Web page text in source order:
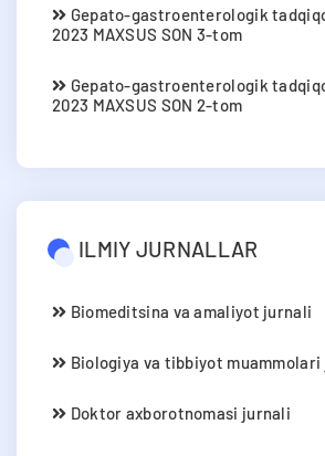
Gepato-gastroenterologik
2023 MAXSUS SON 3-tom
Gepato-gastroenterologik
2023 MAXSUS SON 2-tom
ILMIY JURNALLAR
Biomeditsina va amaliyot jurnali
Biologiya va tibbiyot
Doktor axborotnomasi jurnali